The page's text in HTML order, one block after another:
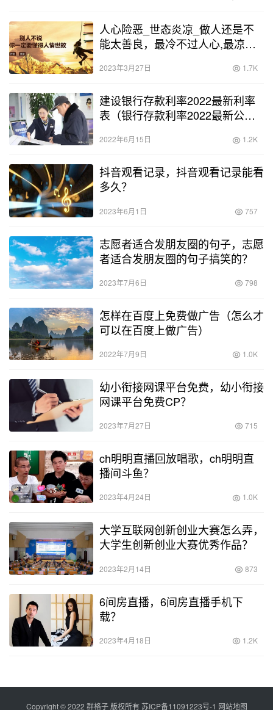
人心险恶_世态炎凉_做人还是不
能太善良，最冷不过人心,最凉不
2023年3月27日 1.7K
建设银行存款利率2022最新利率
表（银行存款利率2022最新公
2022年6月15日 1.2K
抖音观看记录，抖音观看记录能看
多久？
2023年6月1日 757
志愿者适合发朋友圈的句子，志愿
者适合发朋友圈的句子搞笑的？
2023年7月6日 798
怎样在百度上免费做广告（怎么才
可以在百度上做广告）
2022年7月9日 1.0K
幼小衔接网课平台免费，幼小衔接
网课平台免费CP？
2023年7月27日 715
ch明明直播回放唱歌，ch明明直
播间斗鱼？
2023年4月24日 1.0K
大学互联网创新创业大赛怎么弄，
大学生创新创业大赛优秀作品？
2023年2月14日 873
6间房直播，6间房直播手机下
载？
2023年4月18日 1.2K
Copyright © 2022 群格子 版权所有苏ICP备11091223号-1 网站地图